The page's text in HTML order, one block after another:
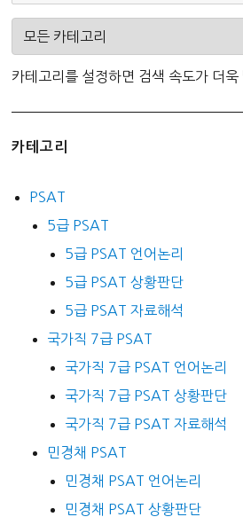
카테고리를 설정하면 검색 속도가 더욱
카테고리
PSAT
5급 PSAT
5급 PSAT 언어논리
5급 PSAT 상황판단
5급 PSAT 자료해석
국가직 7급 PSAT
국가직 7급 PSAT 언어논리
국가직 7급 PSAT 상황판단
국가직 7급 PSAT 자료해석
민경채 PSAT
민경채 PSAT 언어논리
민경채 PSAT 상황판단